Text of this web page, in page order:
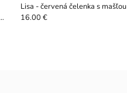
Lisa - červená čelenka s mašľou
16.00 €